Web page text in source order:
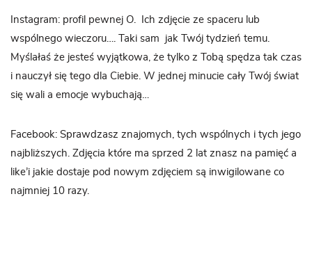
Instagram: profil pewnej O. Ich zdjęcie ze spaceru lub
wspólnego wieczoru…. Taki sam jak Twój tydzień temu.
Myślałaś że jesteś wyjątkowa, że tylko z Tobą spędza tak czas
i nauczył się tego dla Ciebie. W jednej minucie cały Twój świat
się wali a emocje wybuchają…
Facebook: Sprawdzasz znajomych, tych wspólnych i tych jego
najbliższych. Zdjęcia które ma sprzed 2 lat znasz na pamięć a
like’i jakie dostaje pod nowym zdjęciem są inwigilowane co
najmniej 10 razy.